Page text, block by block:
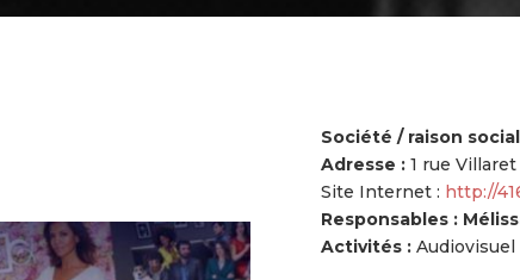
Société / raison
Adresse : 1 rue Villaret
Site Internet : http://
Responsables :
Activités : Audiovisuel